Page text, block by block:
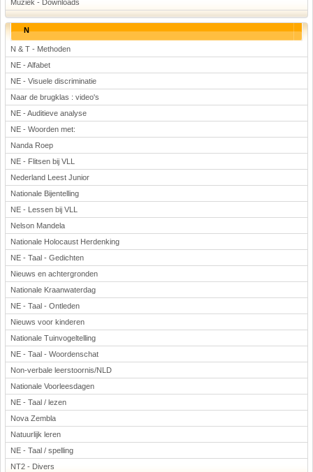
Muziek - Downloads
N
N & T - Methoden
NE - Alfabet
NE - Visuele discriminatie
Naar de brugklas : video's
NE - Auditieve analyse
NE - Woorden met:
Nanda Roep
NE - Flitsen bij VLL
Nederland Leest Junior
Nationale Bijentelling
NE - Lessen bij VLL
Nelson Mandela
Nationale Holocaust Herdenking
NE - Taal - Gedichten
Nieuws en achtergronden
Nationale Kraanwaterdag
NE - Taal - Ontleden
Nieuws voor kinderen
Nationale Tuinvogeltelling
NE - Taal - Woordenschat
Non-verbale leerstoornis/NLD
Nationale Voorleesdagen
NE - Taal / lezen
Nova Zembla
Natuurlijk leren
NE - Taal / spelling
NT2 - Divers